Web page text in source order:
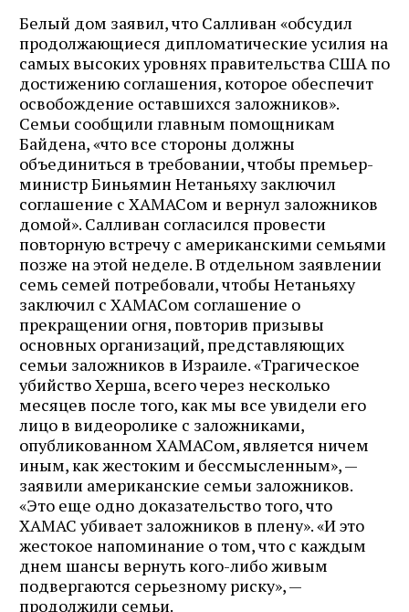
Белый дом заявил, что Салливан «обсудил
продолжающиеся дипломатические усилия на
самых высоких уровнях правительства США по
достижению соглашения, которое обеспечит
освобождение оставшихся заложников».
Семьи сообщили главным помощникам
Байдена, «что все стороны должны
объединиться в требовании, чтобы премьер-
министр Биньямин Нетаньяху заключил
соглашение с ХАМАСом и вернул заложников
домой». Салливан согласился провести
повторную встречу с американскими семьями
позже на этой неделе. В отдельном заявлении
семь семей потребовали, чтобы Нетаньяху
заключил с ХАМАСом соглашение о
прекращении огня, повторив призывы
основных организаций, представляющих
семьи заложников в Израиле. «Трагическое
убийство Херша, всего через несколько
месяцев после того, как мы все увидели его
лицо в видеоролике с заложниками,
опубликованном ХАМАСом, является ничем
иным, как жестоким и бессмысленным», —
заявили американские семьи заложников.
«Это еще одно доказательство того, что
ХАМАС убивает заложников в плену». «И это
жестокое напоминание о том, что с каждым
днем ​​шансы вернуть кого-либо живым
подвергаются серьезному риску», —
продолжили семьи.